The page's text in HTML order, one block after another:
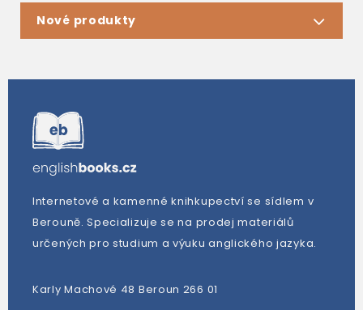
Nové produkty
Internetové a kamenné knihkupectví se sídlem v
Berouně. Specializuje se na prodej materiálů
určených pro studium a výuku anglického jazyka.
Karly Machové 48 Beroun 266 01